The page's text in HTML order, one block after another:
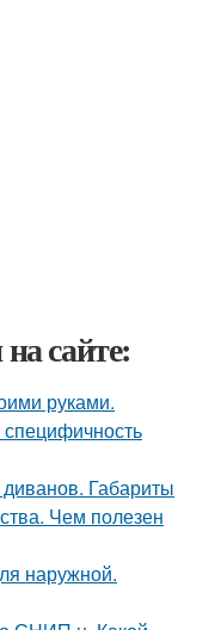
сайте:
руками.
Габариты
Чем полезен
наружной.